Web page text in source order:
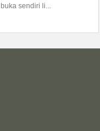
sendiri li...